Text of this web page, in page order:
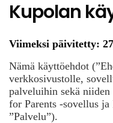
Kupolan
Viimeksi päivitetty:
Nämä käyttöehdot
verkkosivustolle,
palveluihin sekä
for Parents -sovellus
”Palvelu”).